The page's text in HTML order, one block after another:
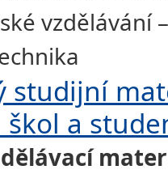
studijní
a